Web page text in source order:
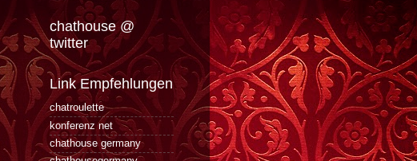
chathouse @
twitter
Link Empfehlungen
chatroulette
konferenz net
chathouse germany